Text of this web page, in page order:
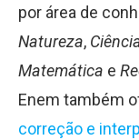
por área de
Natureza,
Matemática e
Enem também
correção e